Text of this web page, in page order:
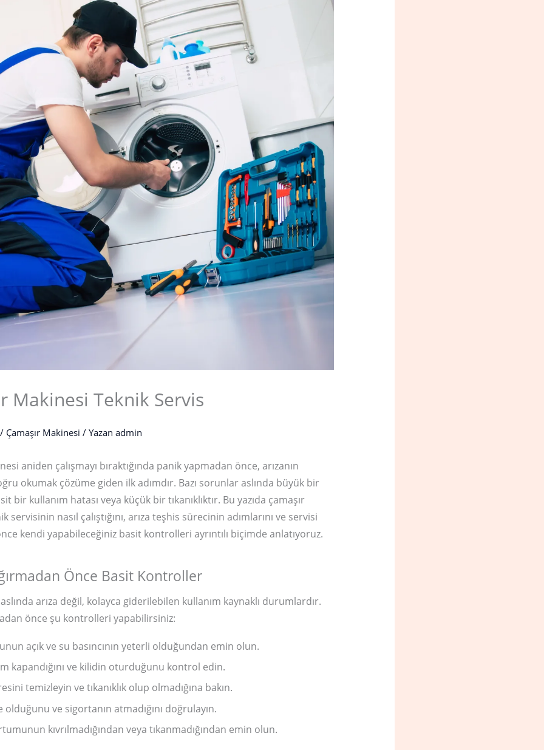
Makinesi Teknik Servis
/ Çamaşır Makinesi / Yazan admin
aniden çalışmayı bıraktığında panik yapmadan önce, arızanın
okumak çözüme giden ilk adımdır. Bazı sorunlar aslında büyük bir
bir kullanım hatası veya küçük bir tıkanıklıktır. Bu yazıda çamaşır
servisinin nasıl çalıştığını, arıza teşhis sürecinin adımlarını ve servisi
kendi yapabileceğiniz basit kontrolleri ayrıntılı biçimde anlatıyoruz.
Önce Basit Kontroller
arıza değil, kolayca giderilebilen kullanım kaynaklı durumlardır.
önce şu kontrolleri yapabilirsiniz:
açık ve su basıncının yeterli olduğundan emin olun.
kapandığını ve kilidin oturduğunu kontrol edin.
temizleyin ve tıkanıklık olup olmadığına bakın.
olduğunu ve sigortanın atmadığını doğrulayın.
kıvrılmadığından veya tıkanmadığından emin olun.